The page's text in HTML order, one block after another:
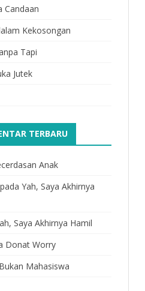
Candaan
Kekosongan
Tapi
Jutek
TERBARU
Anak
pada Yah, Saya Akhirnya
Saya Akhirnya Hamil
Donat Worry
Bukan Mahasiswa